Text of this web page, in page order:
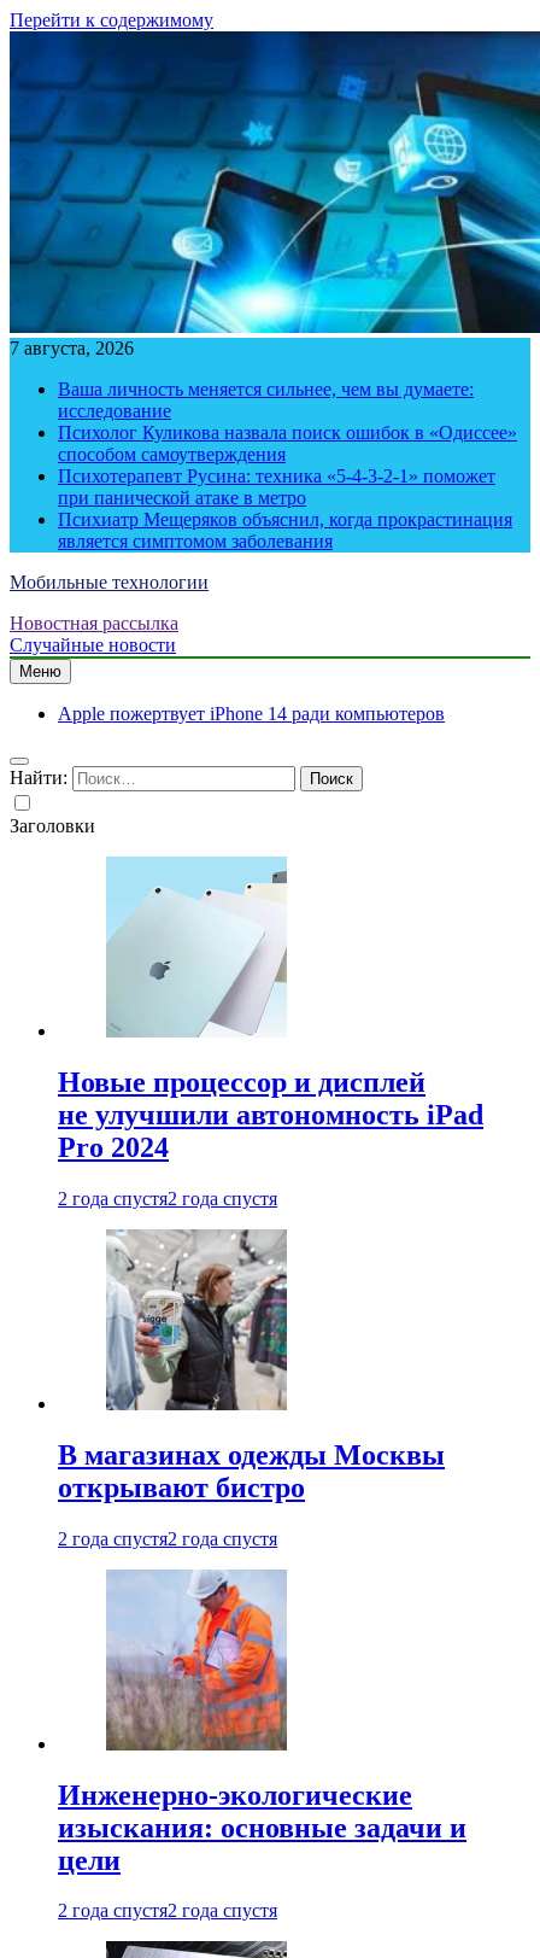
Перейти к содержимому
7 августа, 2026
Ваша личность меняется сильнее, чем вы думаете:
исследование
Психолог Куликова назвала поиск ошибок в «Одиссее»
способом самоутверждения
Психотерапевт Русина: техника «5-4-3-2-1» поможет
при панической атаке в метро
Психиатр Мещеряков объяснил, когда прокрастинация
является симптомом заболевания
Мобильные технологии
Новостная рассылка
Случайные новости
Меню
Apple пожертвует iPhone 14 ради компьютеров
Найти:
Заголовки
Новые процессор и дисплей
не улучшили автономность iPad
Pro 2024
2 года спустя2 года спустя
В магазинах одежды Москвы
открывают бистро
2 года спустя2 года спустя
Инженерно-экологические
изыскания: основные задачи и
цели
2 года спустя2 года спустя